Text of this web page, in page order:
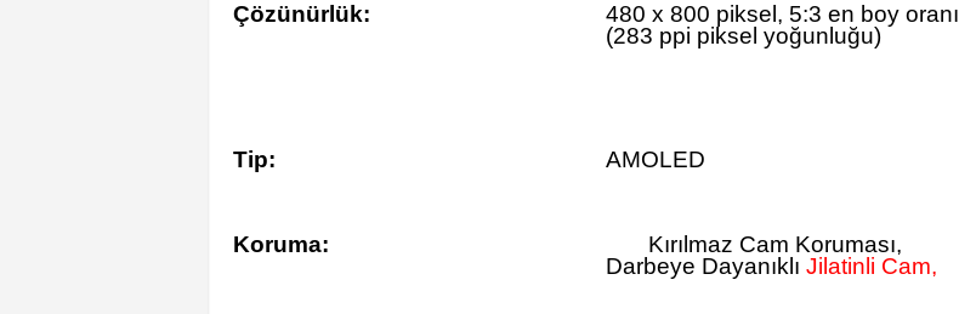
Çözünürlük:
480 x 800 piksel, 5:3 en boy oranı
(283 ppi piksel yoğunluğu)
Tip: AMOLED
Koruma:
Kırılmaz Cam Koruması,
Darbeye Dayanıklı Jilatinli Cam,